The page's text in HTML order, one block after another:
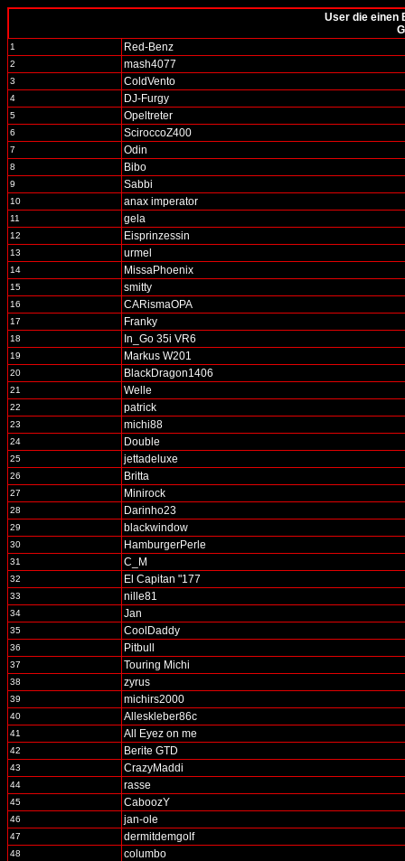
User die einen
1 Red-Benz
2 mash4077
3 ColdVento
4 DJ-Furgy
5 Opeltreter
6 SciroccoZ400
7 Odin
8 Bibo
9 Sabbi
10 anax imperator
11 gela
12 Eisprinzessin
13 urmel
14 MissaPhoenix
15 smitty
16 CARismaOPA
17 Franky
18 In_Go 35i VR6
19 Markus W201
20 BlackDragon1406
21 Welle
22 patrick
23 michi88
24 Double
25 jettadeluxe
26 Britta
27 Minirock
28 Darinho23
29 blackwindow
30 HamburgerPerle
31 C_M
32 El Capitan "177
33 nille81
34 Jan
35 CoolDaddy
36 Pitbull
37 Touring Michi
38 zyrus
39 michirs2000
40 Alleskleber86c
41 All Eyez on me
42 Berite GTD
43 CrazyMaddi
44 rasse
45 CaboozY
46 jan-ole
47 dermitdemgolf
48 columbo